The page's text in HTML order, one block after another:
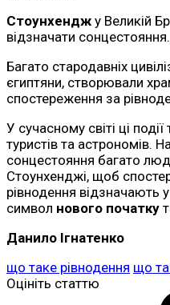
Стоунхендж у Великій
відзначати сонцестояння.
Багато стародавніх
єгиптяни, створювали
спостереження за
У сучасному світі ці
туристів та астрономів.
сонцестояння багато
Стоунхенджі, щоб
рівнодення відзначають
символ нового початку
Данило Ігнатенко
що таке рівнодення що
Оцініть статтю